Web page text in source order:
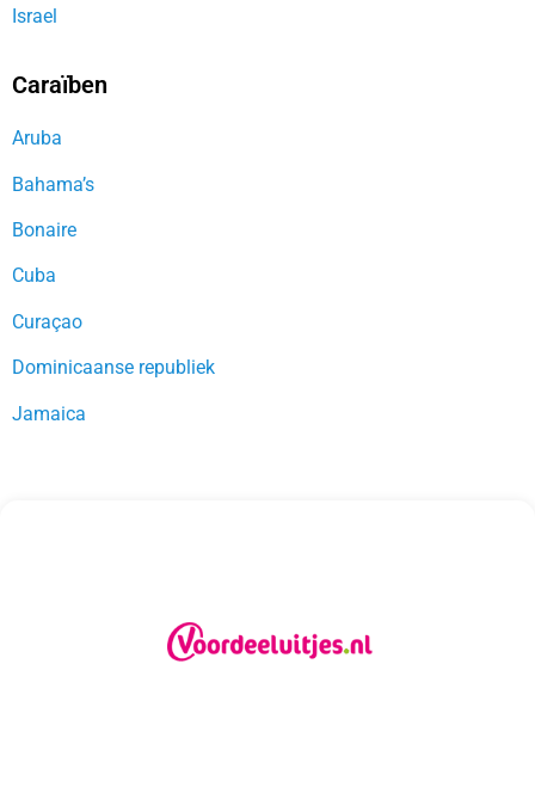
Israel
Caraïben
Aruba
Bahama’s
Bonaire
Cuba
Curaçao
Dominicaanse republiek
Jamaica